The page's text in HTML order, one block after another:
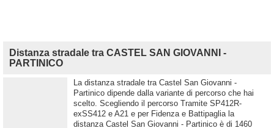
Distanza stradale tra CASTEL SAN GIOVANNI -
PARTINICO
La distanza stradale tra Castel San Giovanni -
Partinico dipende dalla variante di percorso che hai
scelto. Scegliendo il percorso Tramite SP412R-
exSS412 e A21 e per Fidenza e Battipaglia la
distanza Castel San Giovanni - Partinico è di 1460